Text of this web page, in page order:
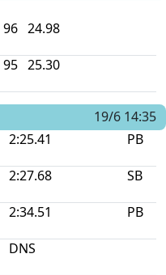
96 24.98
95 25.30
19/6 14:35
2:25.41 PB
2:27.68 SB
2:34.51 PB
DNS